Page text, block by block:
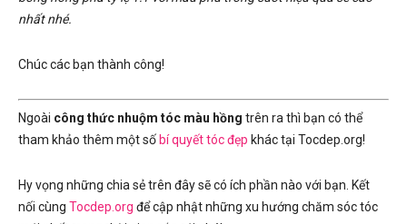
nhất nhé.
Chúc các bạn thành công!
Ngoài công thức nhuộm tóc màu hồng trên ra thì bạn có thể
tham khảo thêm một số bí quyết tóc đẹp khác tại Tocdep.org!
Hy vọng những chia sẻ trên đây sẽ có ích phần nào với bạn. Kết
nối cùng Tocdep.org để cập nhật những xu hướng chăm sóc tóc